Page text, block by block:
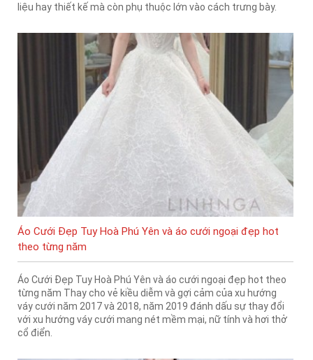
liệu hay thiết kế mà còn phụ thuộc lớn vào cách trưng bày.
Áo Cưới Đẹp Tuy Hoà Phú Yên và áo cưới ngoại đẹp hot
theo từng năm
Áo Cưới Đẹp Tuy Hoà Phú Yên và áo cưới ngoại đẹp hot theo
từng năm Thay cho vẻ kiều diễm và gợi cảm của xu hướng
váy cưới năm 2017 và 2018, năm 2019 đánh dấu sự thay đổi
với xu hướng váy cưới mang nét mềm mại, nữ tính và hơi thở
cổ điển.